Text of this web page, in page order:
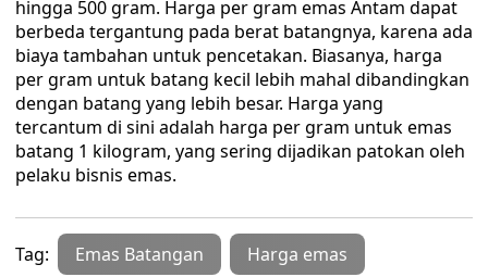
hingga 500 gram. Harga per gram emas Antam dapat
berbeda tergantung pada berat batangnya, karena ada
biaya tambahan untuk pencetakan. Biasanya, harga
per gram untuk batang kecil lebih mahal dibandingkan
dengan batang yang lebih besar. Harga yang
tercantum di sini adalah harga per gram untuk emas
batang 1 kilogram, yang sering dijadikan patokan oleh
pelaku bisnis emas.
Tag: Emas Batangan Harga emas